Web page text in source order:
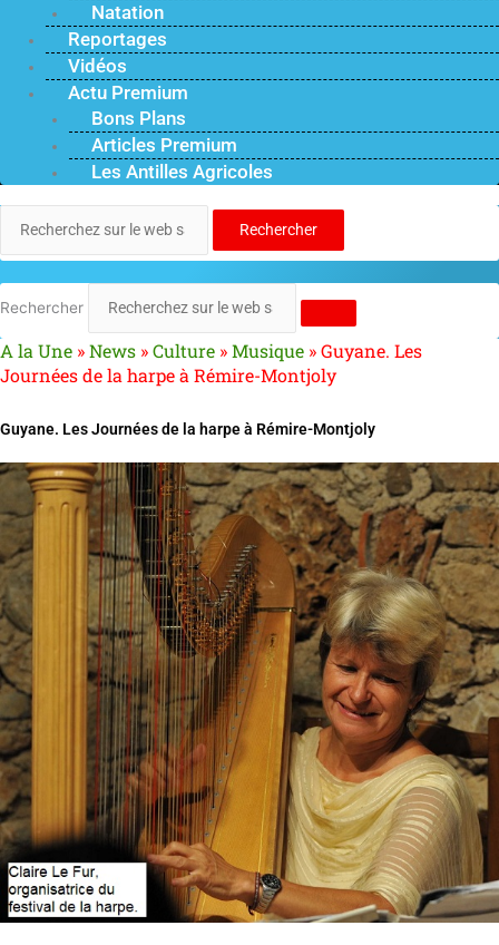
Natation
Reportages
Vidéos
Actu Premium
Bons Plans
Articles Premium
Les Antilles Agricoles
Rechercher
Rechercher
A la Une »News »Culture »Musique »Guyane. Les
Journées de la harpe à Rémire-Montjoly
Guyane. Les Journées de la harpe à Rémire-Montjoly